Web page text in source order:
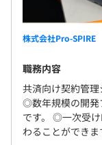
株式会社Pro-SPIRE
職務内容
共済向け契約管理
◎数年規模の開発
です。 ◎一次受
わることができ